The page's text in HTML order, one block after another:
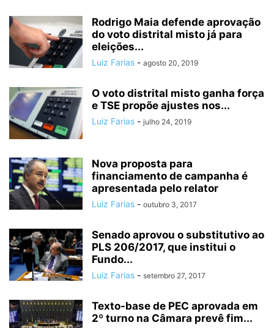
Rodrigo Maia defende aprovação
do voto distrital misto já para
eleições...
Luiz Farias - agosto 20, 2019
O voto distrital misto ganha força
e TSE propõe ajustes nos...
Luiz Farias - julho 24, 2019
Nova proposta para
financiamento de campanha é
apresentada pelo relator
Luiz Farias - outubro 3, 2017
Senado aprovou o substitutivo ao
PLS 206/2017, que institui o
Fundo...
Luiz Farias - setembro 27, 2017
Texto-base de PEC aprovada em
2º turno na Câmara prevê fim...